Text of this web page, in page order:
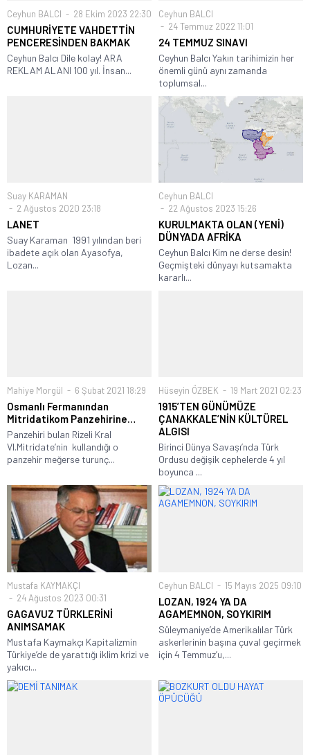
Ceyhun BALCI 28 Ekim 2023 22:30
CUMHURİYETE VAHDETTİN
PENCERESİNDEN BAKMAK
Ceyhun Balcı Dile kolay! ARA
REKLAM ALANI 100 yıl. İnsan...
Ceyhun BALCI
24 Temmuz 2022 11:01
24 TEMMUZ SINAVI
Ceyhun Balcı Yakın tarihimizin her
önemli günü aynı zamanda
toplumsal...
Suay KARAMAN
2 Ağustos 2020 23:18
LANET
Suay Karaman 1991 yılından beri
ibadete açık olan Ayasofya,
Lozan...
Ceyhun BALCI
22 Ağustos 2023 15:26
KURULMAKTA OLAN (YENİ)
DÜNYADA AFRİKA
Ceyhun Balcı Kim ne derse desin!
Geçmişteki dünyayı kutsamakta
kararlı...
Mahiye Morgül 6 Şubat 2021 18:29
Osmanlı Fermanından
Mitridatikom Panzehirine…
Panzehiri bulan Rizeli Kral
VI.Mitridate’nin kullandığı o
panzehir meğerse turunç...
Hüseyin ÖZBEK 19 Mart 2021 02:23
1915’TEN GÜNÜMÜZE
ÇANAKKALE’NİN KÜLTÜREL
ALGISI
Birinci Dünya Savaşı’nda Türk
Ordusu değişik cephelerde 4 yıl
boyunca ...
Mustafa KAYMAKÇI
24 Ağustos 2023 00:31
GAGAVUZ TÜRKLERİNİ
ANIMSAMAK
Mustafa Kaymakçı Kapitalizmin
Türkiye’de de yarattığı iklim krizi ve
yakıcı...
Ceyhun BALCI 15 Mayıs 2025 09:10
LOZAN, 1924 YA DA
AGAMEMNON, SOYKIRIM
Süleymaniye’de Amerikalılar Türk
askerlerinin başına çuval geçirmek
için 4 Temmuz’u,...